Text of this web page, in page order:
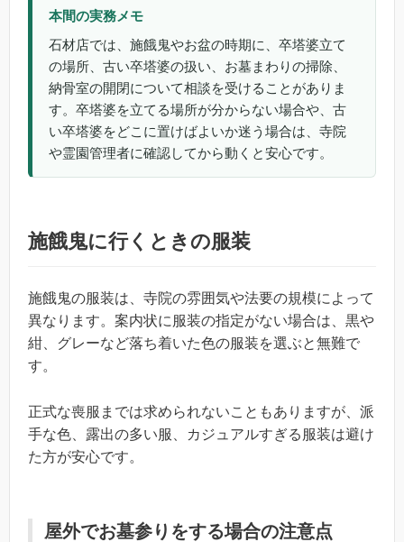
本間の実務メモ
石材店では、施餓鬼やお盆の時期に、卒塔婆立て
の場所、古い卒塔婆の扱い、お墓まわりの掃除、
納骨室の開閉について相談を受けることがありま
す。卒塔婆を立てる場所が分からない場合や、古
い卒塔婆をどこに置けばよいか迷う場合は、寺院
や霊園管理者に確認してから動くと安心です。
施餓鬼に行くときの服装
施餓鬼の服装は、寺院の雰囲気や法要の規模によって
異なります。案内状に服装の指定がない場合は、黒や
紺、グレーなど落ち着いた色の服装を選ぶと無難で
す。
正式な喪服までは求められないこともありますが、派
手な色、露出の多い服、カジュアルすぎる服装は避け
た方が安心です。
屋外でお墓参りをする場合の注意点